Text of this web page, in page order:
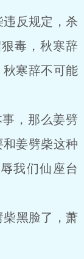
反规定，杀
毒，秋寒辞
寒辞不可能
，那么姜劈
姜劈柴这种
我们仙座台
黑脸了，萧